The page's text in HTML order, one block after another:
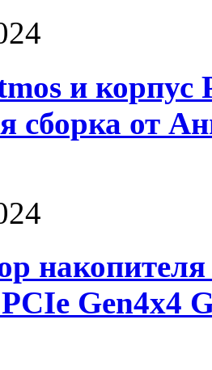
и корпус
сборка от
Gen4х4